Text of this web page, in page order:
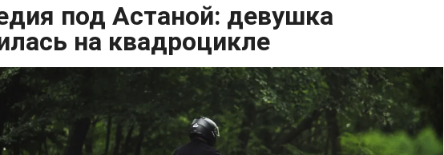
под Астаной: девушка
на квадроцикле